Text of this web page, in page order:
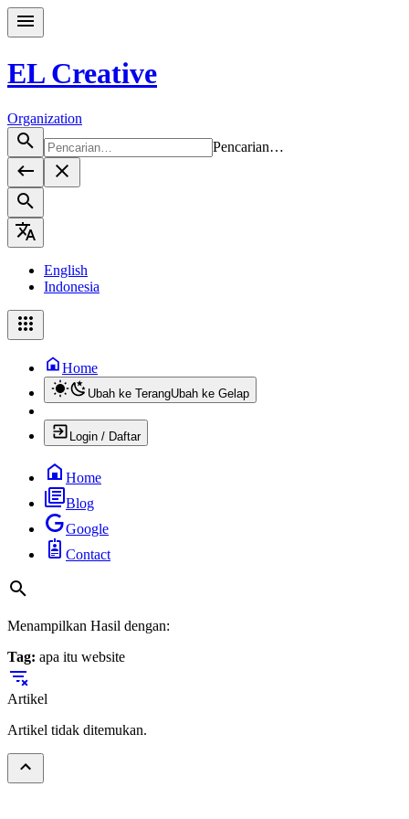
EL Creative
Organization
Pencarian…
English
Indonesia
Home
Ubah ke TerangUbah ke Gelap
Login / Daftar
Home
Blog
Google
Contact
Menampilkan Hasil dengan:
Tag: apa itu website
Artikel
Artikel tidak ditemukan.